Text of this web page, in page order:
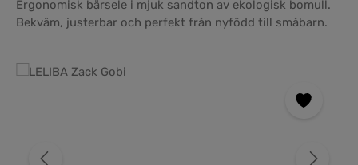
Ergonomisk bärsele i mjuk sandton av ekologisk bomull.
Bekväm, justerbar och perfekt från nyfödd till småbarn.
Hoppa över bildgalleri